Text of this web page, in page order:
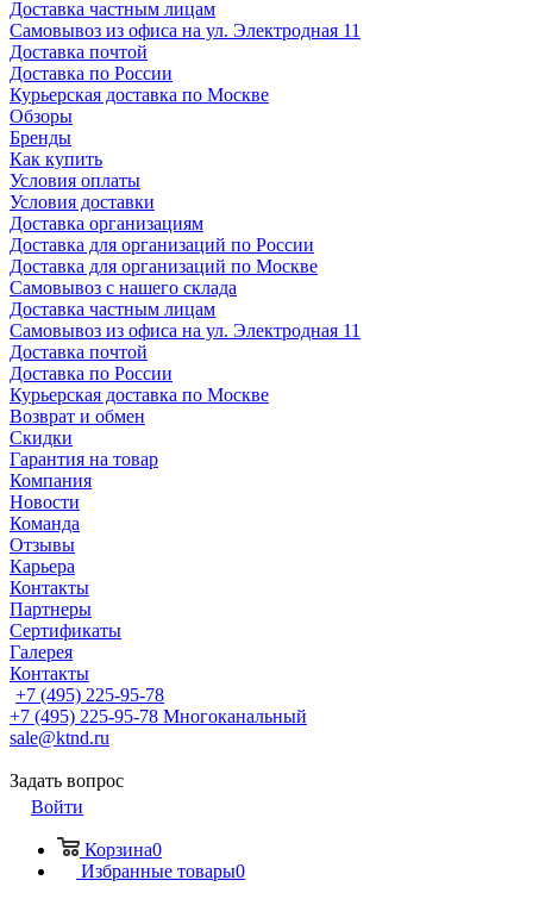
Доставка частным лицам
Самовывоз из офиса на ул. Электродная 11
Доставка почтой
Доставка по России
Курьерская доставка по Москве
Обзоры
Бренды
Как купить
Условия оплаты
Условия доставки
Доставка организациям
Доставка для организаций по России
Доставка для организаций по Москве
Самовывоз с нашего склада
Доставка частным лицам
Самовывоз из офиса на ул. Электродная 11
Доставка почтой
Доставка по России
Курьерская доставка по Москве
Возврат и обмен
Скидки
Гарантия на товар
Компания
Новости
Команда
Отзывы
Карьера
Контакты
Партнеры
Сертификаты
Галерея
Контакты
+7 (495) 225-95-78
+7 (495) 225-95-78 Многоканальный
sale@ktnd.ru
Задать вопрос
Войти
Корзина0
Избранные товары0